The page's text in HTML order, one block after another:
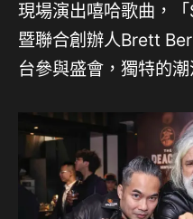
現場演出嘻哈歌曲，
暨聯合創辦人Brett
台參與盛會，獨特的